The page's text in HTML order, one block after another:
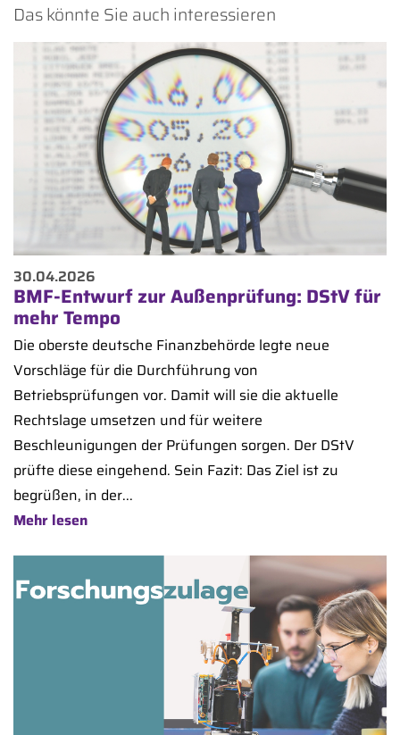
Das könnte Sie auch interessieren
30.04.2026
BMF-Entwurf zur Außenprüfung: DStV für
mehr Tempo
Die oberste deutsche Finanzbehörde legte neue
Vorschläge für die Durchführung von
Betriebsprüfungen vor. Damit will sie die aktuelle
Rechtslage umsetzen und für weitere
Beschleunigungen der Prüfungen sorgen. Der DStV
prüfte diese eingehend. Sein Fazit: Das Ziel ist zu
begrüßen, in der...
Mehr lesen